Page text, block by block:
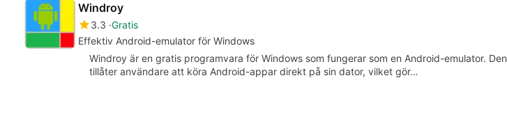
Windroy
3.3 Gratis
Effektiv Android-emulator för Windows
Windroy är en gratis programvara för Windows som fungerar som en Android-emulator. Den
tillåter användare att köra Android-appar direkt på sin dator, vilket gör…